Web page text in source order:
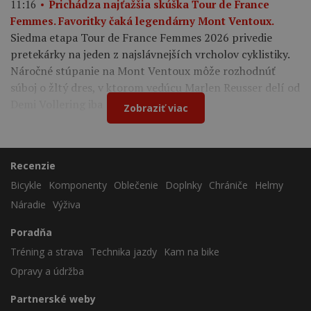
11:16
Prichádza najťažšia skúška Tour de France
Femmes. Favoritky čaká legendárny Mont Ventoux.
Siedma etapa Tour de France Femmes 2026 privedie
pretekárky na jeden z najslávnejších vrcholov cyklistiky.
Náročné stúpanie na Mont Ventoux môže rozhodnúť
súboj o žltý dres, v ktorom vedúcu Marlen Reusser delí od
Demi Vollering iba 12 sekúnd.
Zobraziť viac
Recenzie
Bicykle
Komponenty Oblečenie Doplnky Chrániče
Helmy
Náradie Výživa
Poradňa
Tréning a strava
Technika jazdy
Kam na bike
Opravy a údržba
Partnerské weby